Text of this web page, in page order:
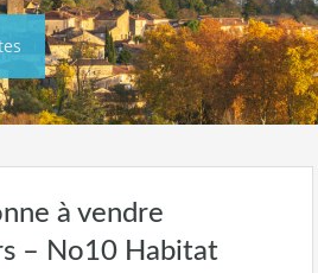
à vendre
– No10 Habitat